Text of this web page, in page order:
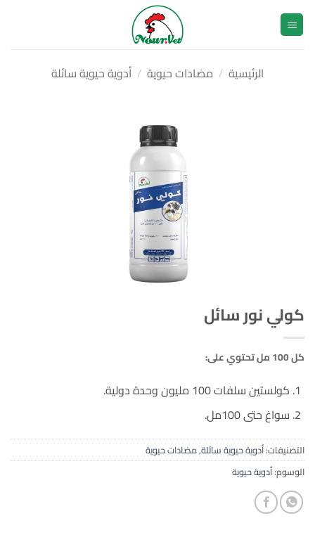
تخطي
للمحتوى
الرئيسية / مضادات حيوية / أدوية حيوية سائلة
كولي نور سائل
كل 100 مل تحتوي على:
كولستين سلفات 100 مليون وحدة دولية.
سواغ حتى 100مل.
التصنيفات:أدوية حيوية سائلة,مضادات حيوية
الوسوم:أدوية حيوية